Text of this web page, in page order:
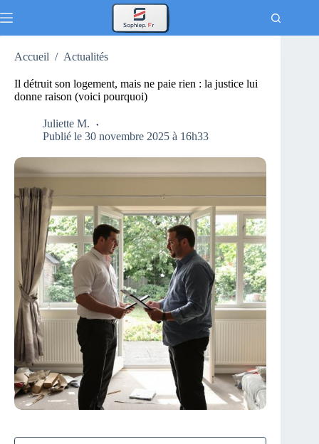
au
Accueil / Actualités
Il détruit son logement, mais ne paie rien : la justice lui
donne raison (voici pourquoi)
Juliette M.
Publié le 30 novembre 2025 à 16h33